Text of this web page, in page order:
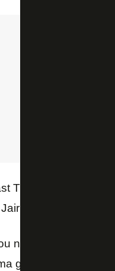
Tá Na Rede, da
Ventura espera
não somente
gratidão muito